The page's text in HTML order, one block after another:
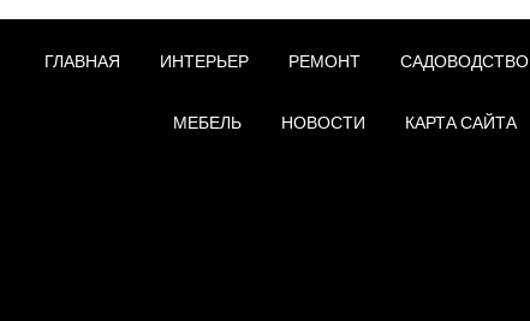
ГЛАВНАЯ ИНТЕРЬЕР РЕМОНТ САДОВОДСТВО
МЕБЕЛЬ НОВОСТИ КАРТА САЙТА